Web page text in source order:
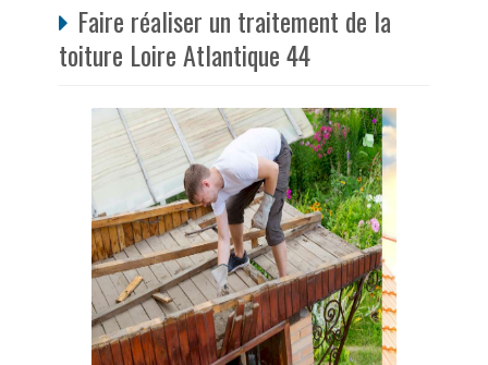
Faire réaliser un traitement de la
toiture Loire Atlantique 44